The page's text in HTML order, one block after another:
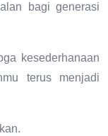
bagi generasi
kesederhanaan
terus menjadi